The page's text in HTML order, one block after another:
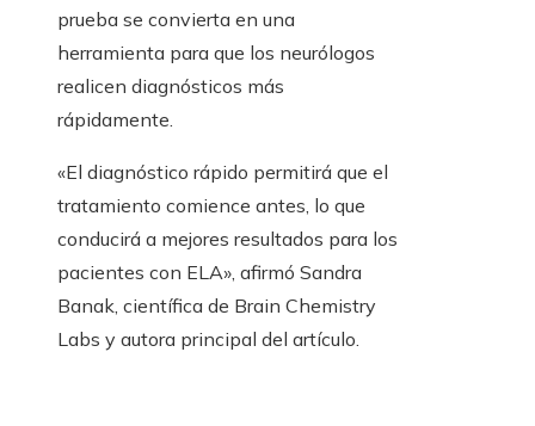
prueba se convierta en una
herramienta para que los neurólogos
realicen diagnósticos más
rápidamente.
«El diagnóstico rápido permitirá que el
tratamiento comience antes, lo que
conducirá a mejores resultados para los
pacientes con ELA», afirmó Sandra
Banak, científica de Brain Chemistry
Labs y autora principal del artículo.